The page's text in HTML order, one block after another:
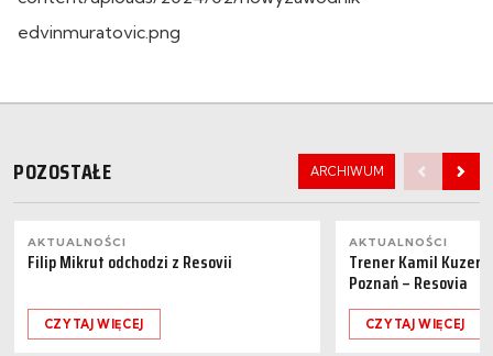
edvinmuratovic.png
POZOSTAŁE ARCHIWUM
AKTUALNOŚCI
Filip Mikrut odchodzi z Resovii
CZYTAJ WIĘCEJ
AKTUALNOŚCI
Trener Kamil
Poznań – Resovia
CZYTAJ WIĘCEJ